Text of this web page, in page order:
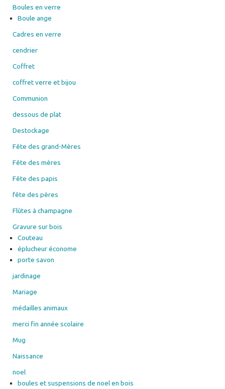
Boules en verre
Boule ange
Cadres en verre
cendrier
Coffret
coffret verre et bijou
Communion
dessous de plat
Destockage
Fête des grand-Mères
Fête des mères
Fête des papis
fête des pères
Flûtes à champagne
Gravure sur bois
Couteau
éplucheur économe
porte savon
jardinage
Mariage
médailles animaux
merci fin année scolaire
Mug
Naissance
noel
boules et suspensions de noel en bois